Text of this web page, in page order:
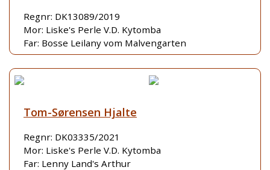
Regnr: DK13089/2019
Mor: Liske's Perle V.D. Kytomba
Far: Bosse Leilany vom Malvengarten
Tom-Sørensen Hjalte
Regnr: DK03335/2021
Mor: Liske's Perle V.D. Kytomba
Far: Lenny Land's Arthur